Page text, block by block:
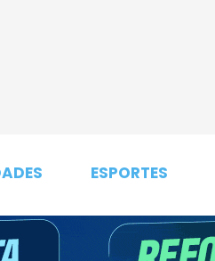
ESPORTES